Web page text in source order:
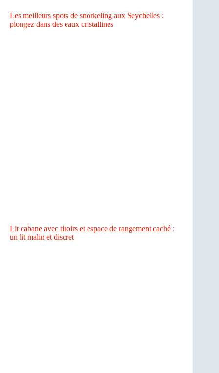
Les meilleurs spots de snorkeling aux Seychelles :
plongez dans des eaux cristallines
Lit cabane avec tiroirs et espace de rangement caché :
un lit malin et discret